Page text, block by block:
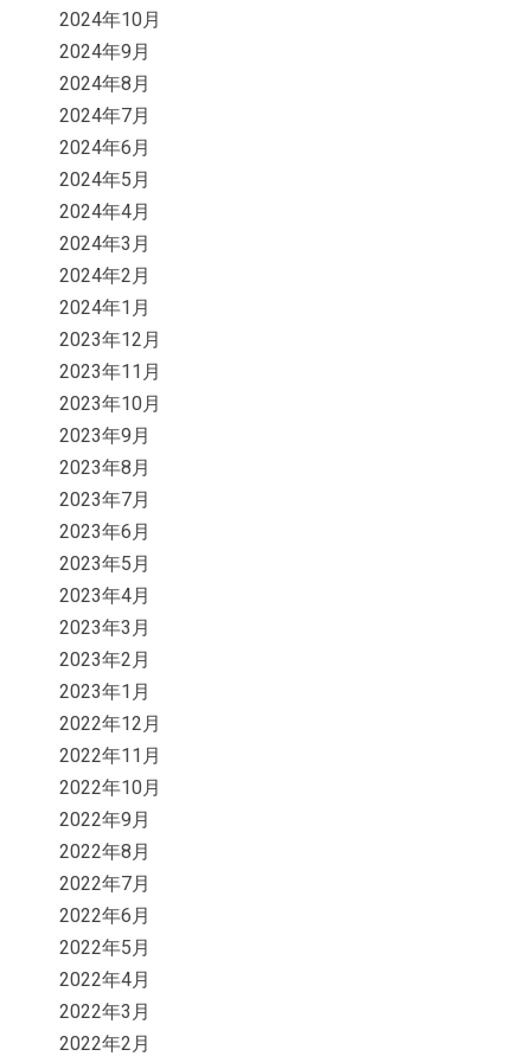
2024年10月
2024年9月
2024年8月
2024年7月
2024年6月
2024年5月
2024年4月
2024年3月
2024年2月
2024年1月
2023年12月
2023年11月
2023年10月
2023年9月
2023年8月
2023年7月
2023年6月
2023年5月
2023年4月
2023年3月
2023年2月
2023年1月
2022年12月
2022年11月
2022年10月
2022年9月
2022年8月
2022年7月
2022年6月
2022年5月
2022年4月
2022年3月
2022年2月